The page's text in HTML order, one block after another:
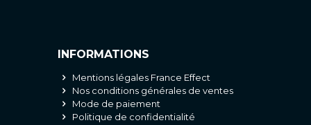
INFORMATIONS
Mentions légales France Effect
Nos conditions générales de ventes
Mode de paiement
Politique de confidentialité